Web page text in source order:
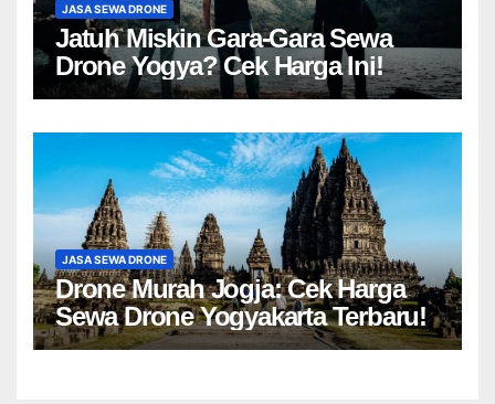
JASA SEWA DRONE
Jatuh Miskin Gara-Gara Sewa
Drone Yogya? Cek Harga Ini!
JASA SEWA DRONE
Drone Murah Jogja: Cek Harga
Sewa Drone Yogyakarta Terbaru!